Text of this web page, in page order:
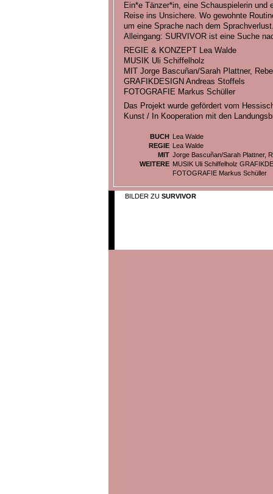
Ein*e Tänzer*in, eine Schauspielerin und
Reise ins Unsichere. Wo gewohnte
um eine Sprache nach dem
Alleingang: SURVIVOR ist eine Suche
REGIE & KONZEPT Lea Walde
MUSIK Uli Schiffelholz
MIT Jorge Bascuñan/Sarah Plattner,
GRAFIKDESIGN Andreas Stoffels
FOTOGRAFIE Markus Schüller
Das Projekt wurde gefördert vom
Kunst / In Kooperation mit den
BUCH Lea Walde
REGIE Lea Walde
MIT Jorge Bascuñan/Sarah Plattner,
WEITERE MUSIK Uli Schiffelholz
FOTOGRAFIE Markus Schüller
BILDER ZU SURVIVOR